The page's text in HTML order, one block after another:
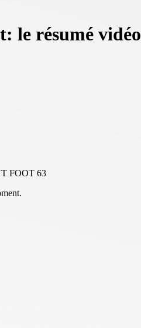
le résumé vidéo
FOOT 63